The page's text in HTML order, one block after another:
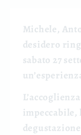
Michele,
desidero
sabato 27
impeccabile,